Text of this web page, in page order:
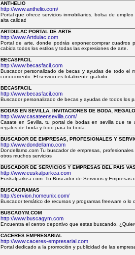
ANTHELIO
http://www.anthelio.com/
Portal que ofrece servicios inmobiliarios, bolsa de
alta calidad
ARTDULAC PORTAL DE ARTE
http://www.Artdulac.com
Portal de arte, donde podrás exponer,comprar
cabida todos los estilos y todas las expresiones de arte.
BECASFACIL
http://www.becasfacil.com
Buscador personalizado de becas y ayudas de todo el
conocimiento. El servicio es totalmente gratuito.
BECASFACIL
http://www.becasfacil.com
Buscador personalizado de becas y ayudas de todos los
BODAS EN SEVILLA, INVITACIONES DE BODA,
http://www.casateensevilla.com/
Casate en Sevilla, tu portal de bodas en sevilla que te
regalos de boda y todo para tu boda.
BUSCADOR DE EMPRESAS, PROFESIONALES Y
http://www.dondellamo.com
Dondellamo.com Tu buscador de empresas,
otros muchos servicios
BUSCADOR DE SERVICIOS Y EMPRESAS DEL PAIS
http://www.euskalparkea.com
Euskalparkea.com. Tu Buscador de Servicios y
BUSCAGRAMAS
http://servion.homeunix.com/
Buscador temático de recursos y programas freeware o
BUSCAGYM.COM
http://www.buscagym.com
Encuentra el centro deportivo que estas buscando.
CACERES EMPRESARIAL
http://www.caceres-empresarial.com
Portal dedicado a la promoción y publicidad de las